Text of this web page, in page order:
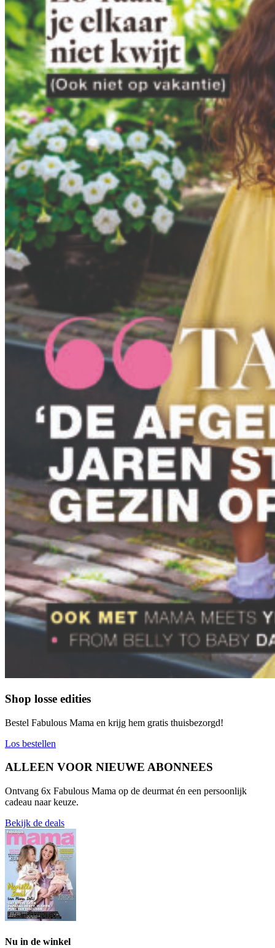
Shop losse edities
Bestel Fabulous Mama en krijg hem gratis thuisbezorgd!
Los bestellen
ALLEEN VOOR NIEUWE ABONNEES​
Ontvang 6x Fabulous Mama op de deurmat én een persoonlijk
cadeau naar keuze.
Bekijk de deals
Nu in de winkel